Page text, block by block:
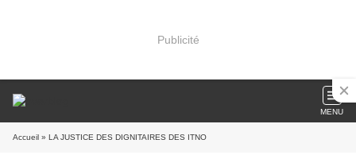
Publicité
MENU
Accueil » LA JUSTICE DES DIGNITAIRES DES ITNO